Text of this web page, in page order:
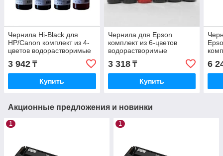
Чернила Hi-Black для
HP/Canon комплект из 4-
цветов водорастворимые
(BL+C+M+Y) 100 мл
3 942 ₸
Купить
Чернила для Epson
комплект из 6-цветов
водорастворимые
(BL+C+M+Y+LM+LC) 100
мл
3 318₸
Купить
6
Акционные предложения и новинки
1 1